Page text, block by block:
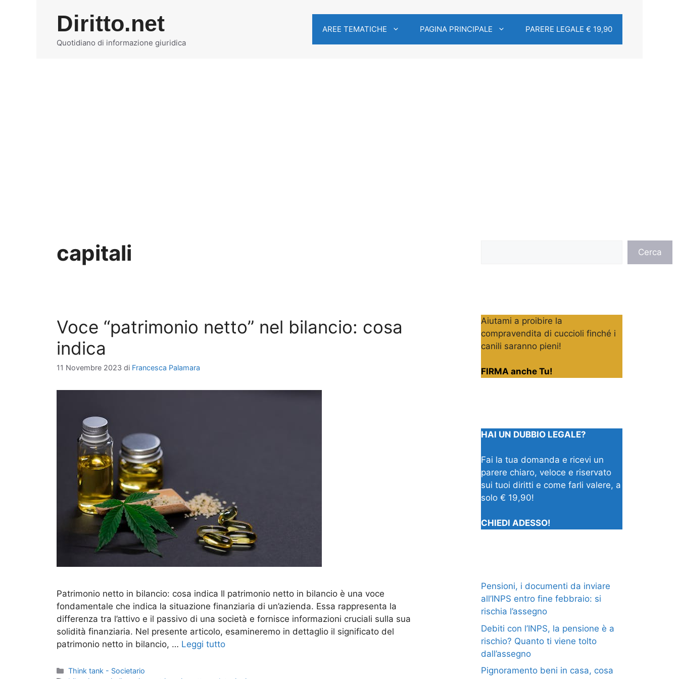
Diritto.net
Quotidiano di informazione giuridica
AREE TEMATICHE PAGINA PRINCIPALE PARERE LEGALE € 19,90
capitali
Voce “patrimonio netto” nel bilancio: cosa
indica
11 Novembre 2023 di Francesca Palamara
Patrimonio netto in bilancio: cosa indica Il patrimonio netto in bilancio è una voce
fondamentale che indica la situazione finanziaria di un’azienda. Essa rappresenta la
differenza tra l’attivo e il passivo di una società e fornisce informazioni cruciali sulla sua
solidità finanziaria. Nel presente articolo, esamineremo in dettaglio il significato del
patrimonio netto in bilancio, … Leggi tutto
Categorie
Think tank - Societario
Cerca
Aiutami a proibire la
compravendita di cuccioli finché i
canili saranno pieni!
FIRMA anche Tu!
HAI UN DUBBIO LEGALE?
Fai la tua domanda e ricevi un
parere chiaro, veloce e riservato
sui tuoi diritti e come farli valere, a
solo € 19,90!
CHIEDI ADESSO!
Pensioni, i documenti da inviare
all’INPS entro fine febbraio: si
rischia l’assegno
Debiti con l’INPS, la pensione è a
rischio? Quanto ti viene tolto
dall’assegno
Pignoramento beni in casa, cosa